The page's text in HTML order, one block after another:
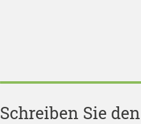
Schreiben Sie